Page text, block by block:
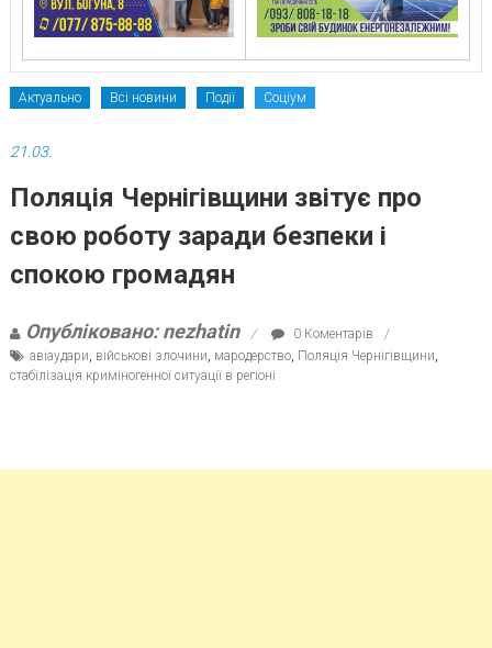
Актуально Всі новини Події Соціум
21.03.
Поляція Чернігівщини звітує про
свою роботу заради безпеки і
спокою громадян
Опубліковано: nezhatin
0 Коментарів
авіаудари, військові злочини, мародерство, Поляція Чернігівщини,
стабілізація криміногенної ситуації в регіоні